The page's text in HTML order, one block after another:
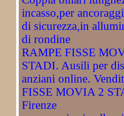
incasso,per
di sicurezza,in
di rondine
RAMPE FISSE
STADI. Ausili per
anziani online.
FISSE MOVIA 2
Firenze